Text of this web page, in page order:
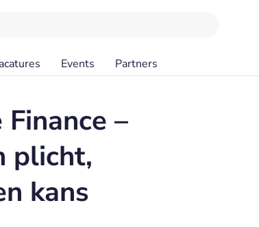
Events Partners
–
plicht,
kans